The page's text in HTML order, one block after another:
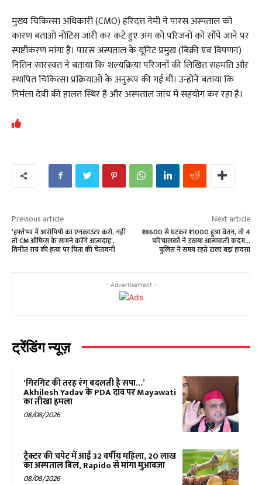
मुख्य चिकित्सा अधिकारी (CMO) हरिदत्त नेमी ने पारस अस्पताल को
कारण बताओ नोटिस जारी कर कटे हुए अंग को परिजनों को सौंपे जाने पर
स्पष्टीकरण मांगा है। पारस अस्पताल के यूनिट प्रमुख (बिक्री एवं विपणन)
नितिन सारस्वत ने बताया कि शल्यक्रिया परिजनों की लिखित सहमति और
स्थापित चिकित्सा प्रक्रियाओं के अनुरूप की गई थी। उन्होंने बताया कि
निर्मला देवी की हालत स्थिर है और अस्पताल जांच में सहयोग कर रहा है।
Previous article
‘हफ्तेभर में आरोपियों का एनकाउंटर करो, नहीं
तो CM ऑफिस के सामने करेंगे आत्मदाह’,
विनीत राय की हत्या पर पिता की चेतावनी
Next article
₹18600 से घटकर ₹11000 हुआ वेतन, तो 4
परिचालकों ने उठाया आत्मघाती कदम…
पुलिस ने समय रहते टाला बड़ा हादसा
- Advertisement -
ट्रेंडिंग न्यूज़
‘गिरगिट की तरह रंग बदलती है सपा…’
Akhilesh Yadav के PDA दांव पर Mayawati
का तीखा हमला
08/08/2026
ट्रैक्टर की चपेट में आई 32 वर्षीय महिला, ₹20 लाख
का अस्पताल बिल, Rapido से मांगा मुआवजा
08/08/2026